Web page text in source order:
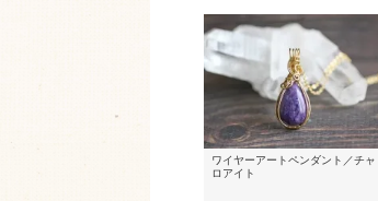
ワイヤーアートペンダント／チャ
ロアイト